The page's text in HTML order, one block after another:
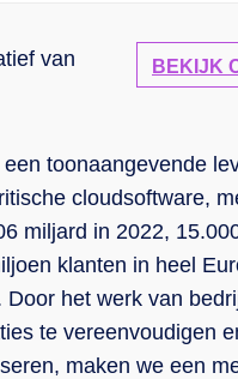
BEKIJK
van
toonaangevende
cloudsoftware,
miljard in 2022,
klanten in heel
Door het werk van
te vereenvoudigen
maken we een